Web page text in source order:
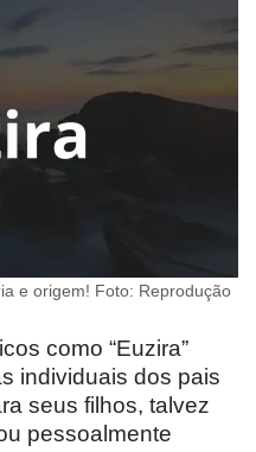
e origem! Foto: Reprodução
como “Euzira”
individuais dos pais
seus filhos, talvez
pessoalmente